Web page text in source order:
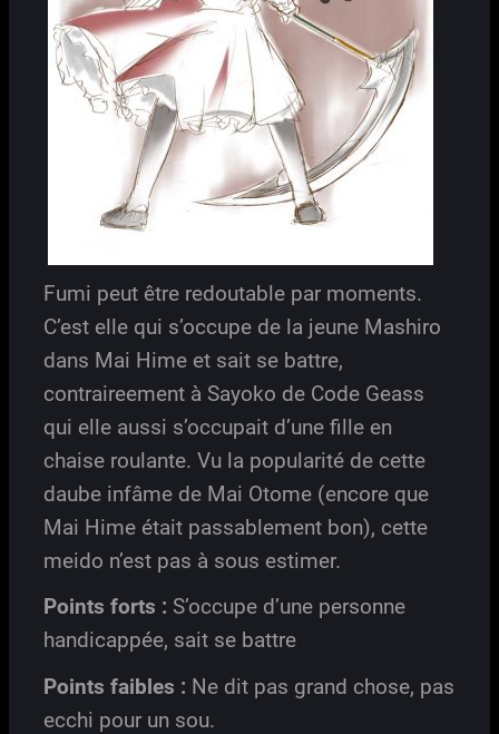
Fumi peut être redoutable par moments.
C’est elle qui s’occupe de la jeune Mashiro
dans Mai Hime et sait se battre,
contraireement à Sayoko de Code Geass
qui elle aussi s’occupait d’une fille en
chaise roulante. Vu la popularité de cette
daube infâme de Mai Otome (encore que
Mai Hime était passablement bon), cette
meido n’est pas à sous estimer.
Points forts : S’occupe d’une personne
handicappée, sait se battre
Points faibles : Ne dit pas grand chose, pas
ecchi pour un sou.